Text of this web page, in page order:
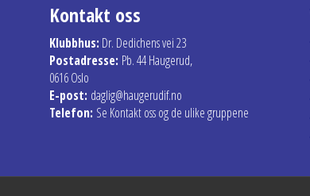
Kontakt oss
Klubbhus: Dr. Dedichens vei 23
Postadresse: Pb. 44 Haugerud,
0616 Oslo
E-post: daglig@haugerudif.no
Telefon: Se Kontakt oss og de ulike gruppene